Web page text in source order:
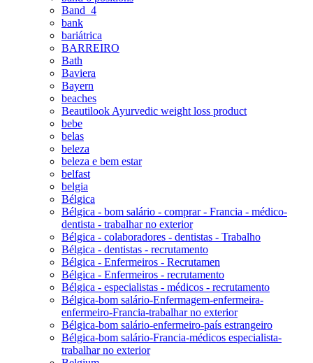
Band_4
bank
bariátrica
BARREIRO
Bath
Baviera
Bayern
beaches
Beautilook Ayurvedic weight loss product
bebe
belas
beleza
beleza e bem estar
belfast
belgia
Bélgica
Bélgica - bom salário - comprar - Francia - médico-
dentista - trabalhar no exterior
Bélgica - colaboradores - dentistas - Trabalho
Bélgica - dentistas - recrutamento
Bélgica - Enfermeiros - Recrutamen
Bélgica - Enfermeiros - recrutamento
Bélgica - especialistas - médicos - recrutamento
Bélgica-bom salário-Enfermagem-enfermeira-
enfermeiro-Francia-trabalhar no exterior
Bélgica-bom salário-enfermeiro-país estrangeiro
Bélgica-bom salário-Francia-médicos especialista-
trabalhar no exterior